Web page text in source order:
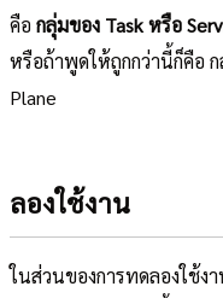
คือ กลุ่มของ Task หรือ
หรือถ้าพูดให้ถูกกว่านี้ก็คือ
Plane
ลองใช้งาน
ในส่วนของการทดลองใช้ง